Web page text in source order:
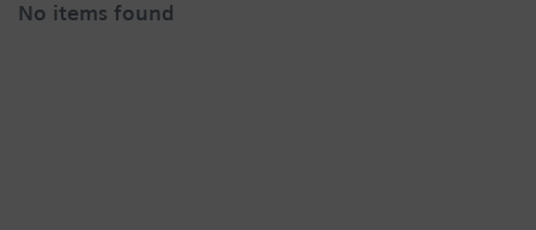
No items found